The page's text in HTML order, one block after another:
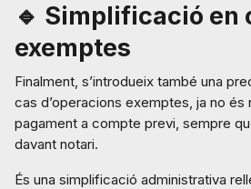
🔹 Simplificació en
exemptes
Finalment, s’introdueix també una
cas d’operacions exemptes, ja no
pagament a compte previ, sempre
davant notari.
És una simplificació administrativa